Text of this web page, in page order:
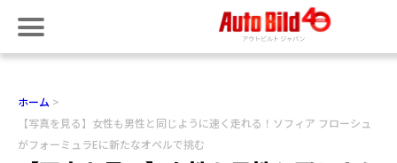
ホーム
【写真を見る】女性も男性と同じように速く走れる！ソフィア フローシュ
がフォーミュラEに新たなオペルで挑む